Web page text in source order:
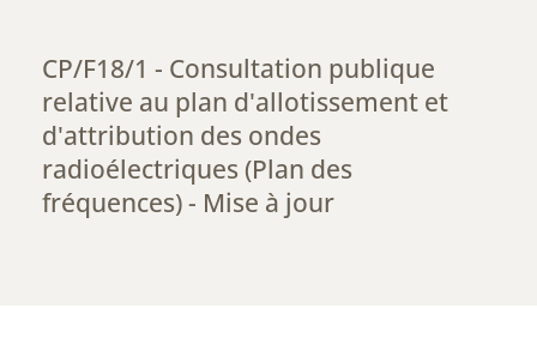
CP/F18/1 - Consultation publique
relative au plan d'allotissement et
d'attribution des ondes
radioélectriques (Plan des
fréquences) - Mise à jour